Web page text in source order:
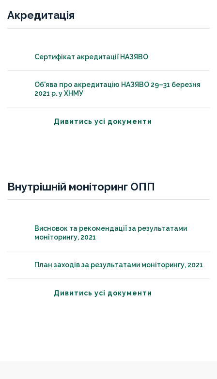
Акредитація
Сертифікат акредитації НАЗЯВО
Об'ява про акредитацію НАЗЯВО 29–31 березня
2021 р. у ХНМУ
Дивитись усі документи
Внутрішній моніторинг ОПП
Висновок та рекомендації за результатами
моніторингу, 2021
План заходів за результатами моніторингу, 2021
Дивитись усі документи